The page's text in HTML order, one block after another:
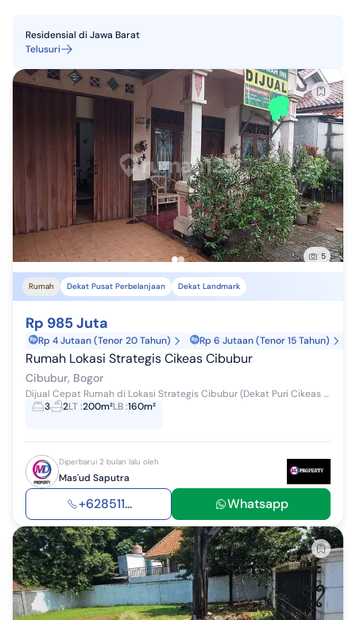
Residensial diJawa Barat
Telusuri
5
Rumah Dekat Pusat Perbelanjaan Dekat Landmark
Rp 985 Juta
Rp 4 Jutaan (Tenor 20 Tahun) Rp 6 Jutaan (Tenor 15 Tahun)
Rumah Lokasi Strategis Cikeas Cibubur
Cibubur, Bogor
Dijual Cepat Rumah di Lokasi Strategis Cibubur (Dekat Puri Cikeas dan Kota Wisata Cibubur) SPESIFIKASI Kamar tidur: 3 Kamar mandi: 3 (Setiap kama...
3
2LT:200m²LB:160m²
Diperbarui 2 bulan lalu oleh
Mas'ud Saputra
+628511... Whatsapp